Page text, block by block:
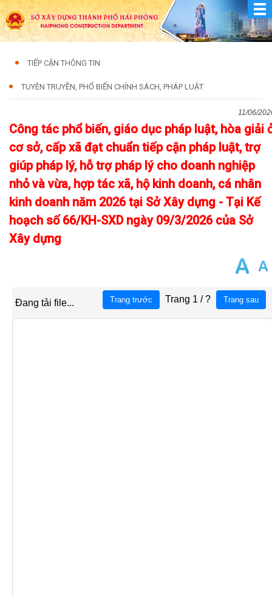
TIẾP CẬN THÔNG TIN
TUYÊN TRUYỀN, PHỔ BIẾN CHÍNH SÁCH, PHÁP LUẬT
11/06/
Công tác phổ biến, giáo dục pháp luật, hòa giải
cơ sở, cấp xã đạt chuẩn tiếp cận pháp luật, trợ
giúp pháp lý, hỗ trợ pháp lý cho doanh nghiệp
nhỏ và vừa, hợp tác xã, hộ kinh doanh, cá nhân
kinh doanh năm 2026 tại Sở Xây dựng - Tại Kế
hoạch số 66/KH-SXD ngày 09/3/2026 của Sở
Xây dựng